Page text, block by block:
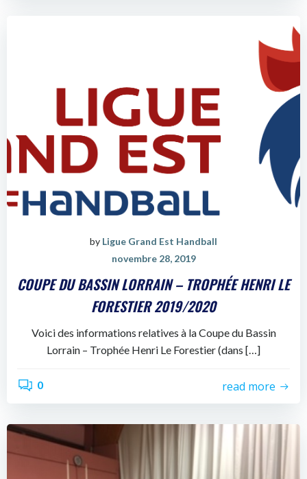
by Ligue Grand Est Handball
novembre 28, 2019
COUPE DU BASSIN LORRAIN – TROPHÉE HENRI LE
FORESTIER 2019/2020
Voici des informations relatives à la Coupe du Bassin
Lorrain – Trophée Henri Le Forestier (dans […]
0 read more